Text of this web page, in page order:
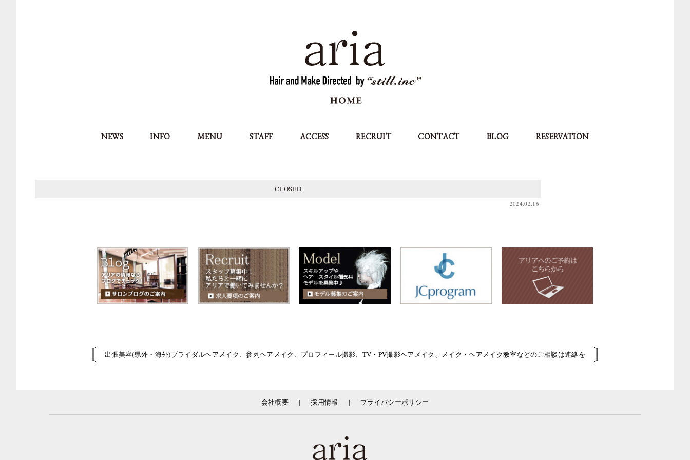
NEWS INFO MENU STAFF ACCESS RECRUIT CONTACT BLOG RESERVATION
CLOSED
2024.02.16
出張美容(県外・海外)ブライダルヘアメイク、参列ヘアメイク、プロフィール撮影、TV・PV撮影ヘアメイク、メイク・ヘアメイク教室などのご相談は連絡を
会社概要 | 採用情報 | プライバシーポリシー